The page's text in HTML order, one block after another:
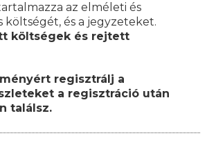
az elméleti és
költségét, és a jegyzeteket.
költségek és rejtett
regisztrálj a
a regisztráció után
találsz.